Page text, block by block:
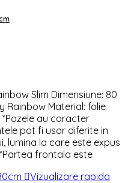
Slim Dimensiune: 80
Rainbow Material: folie
au caracter
pot fi usor diferite in
lumina la care este expus
frontala este
Vizualizare rapida